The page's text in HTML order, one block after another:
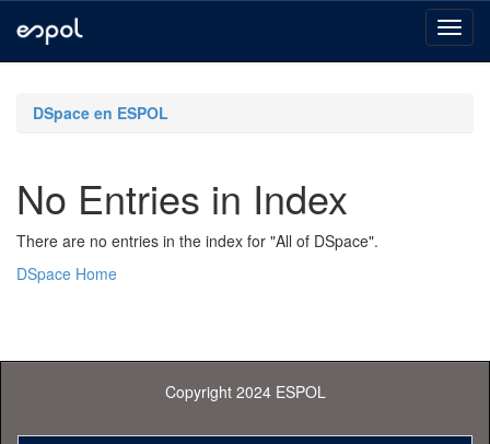
navigationDSpace en ESPOL
No Entries in Index
There are no entries in the index for "All of DSpace".
DSpace Home
Copyright 2024 ESPOL